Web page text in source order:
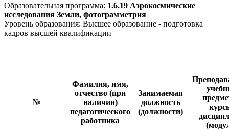
Образовательная программа: 1.6.19 Аэрокосмические
исследования Земли, фотограмметрия
Уровень образования: Высшее образование - подготовка
кадров высшей квалификации
№
Фамилия, имя,
отчество (при
наличии)
педагогического
работника
Занимаемая
должность
(должности)